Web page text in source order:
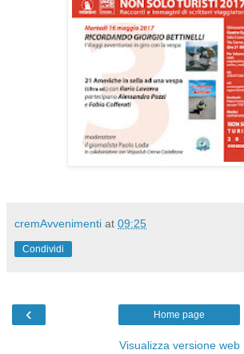
cremAvvenimenti at 09:25
Condividi
‹ Home page
Visualizza versione web